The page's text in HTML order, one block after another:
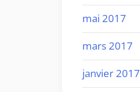
mai 2017
mars 2017
janvier 2017